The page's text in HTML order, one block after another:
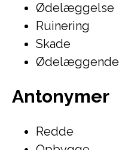
Ødelæggelse
Ruinering
Skade
Ødelæggende
Antonymer
Redde